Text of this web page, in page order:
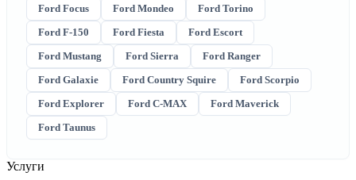
Ford Focus Ford Mondeo
Ford Torino
Ford F-150
Ford Fiesta
Ford Escort
Ford Mustang
Ford Sierra
Ford Ranger
Ford Galaxie
Ford Country Squire
Ford Scorpio
Ford Explorer
Ford C-MAX
Ford Maverick
Ford Taunus
Услуги